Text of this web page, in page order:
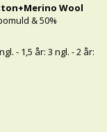
Wool
& 50%
- 1,5 år: 3 ngl. - 2 år: